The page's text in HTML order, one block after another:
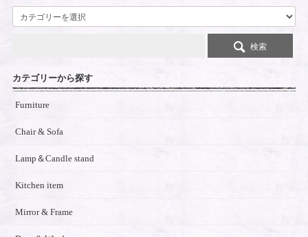
検索
カテゴリーから探す
Furniture
Chair & Sofa
Lamp＆Candle stand
Kitchen item
Mirror & Frame